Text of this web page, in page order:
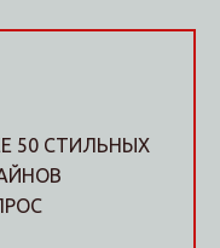
50 СТИЛЬНЫХ